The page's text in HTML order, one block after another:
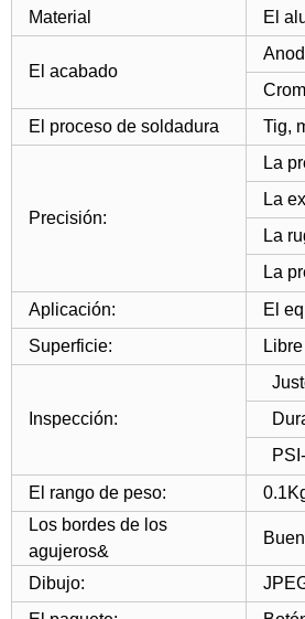
Material El
El acabado
El proceso de soldadura
Tig,
Precisión:
La
La
La
La
Aplicación:
El
Superficie:
Inspección:
El rango de peso:
Los bordes de los
agujeros&
Buen
Dibujo: